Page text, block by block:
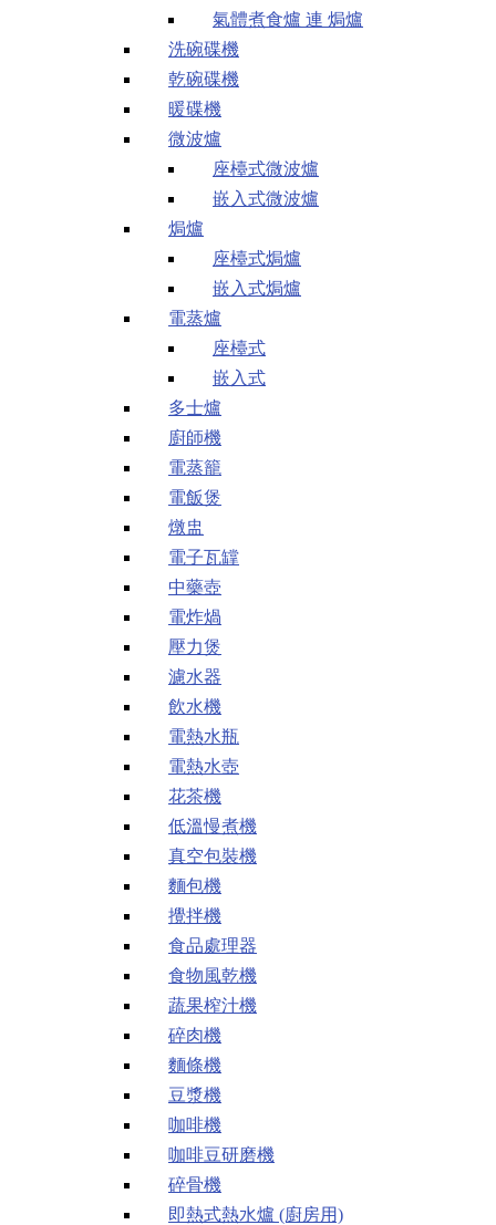
氣體煮食爐 連 焗爐
洗碗碟機
乾碗碟機
暖碟機
微波爐
座檯式微波爐
嵌入式微波爐
焗爐
座檯式焗爐
嵌入式焗爐
電蒸爐
座檯式
嵌入式
多士爐
廚師機
電蒸籠
電飯煲
燉盅
電子瓦罉
中藥壺
電炸煱
壓力煲
濾水器
飲水機
電熱水瓶
電熱水壺
花茶機
低溫慢煮機
真空包裝機
麵包機
攪拌機
食品處理器
食物風乾機
蔬果榨汁機
碎肉機
麵條機
豆漿機
咖啡機
咖啡豆研磨機
碎骨機
即熱式熱水爐 (廚房用)